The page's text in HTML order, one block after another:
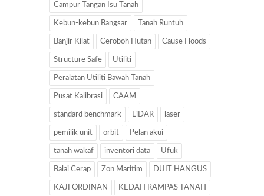
Campur Tangan Isu Tanah
Kebun-kebun Bangsar Tanah Runtuh
Banjir Kilat Ceroboh Hutan Cause Floods
Structure Safe Utiliti
Peralatan Utiliti Bawah Tanah
Pusat Kalibrasi CAAM
standard benchmark LiDAR laser
pemilik unit orbit Pelan akui
tanah wakaf inventori data Ufuk
Balai Cerap Zon Maritim DUIT HANGUS
KAJI ORDINAN KEDAH RAMPAS TANAH